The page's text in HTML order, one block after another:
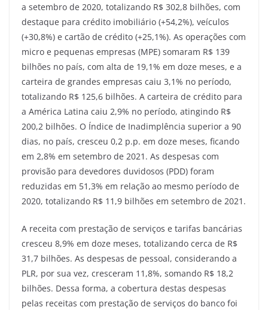
a setembro de 2020, totalizando R$ 302,8 bilhões, com
destaque para crédito imobiliário (+54,2%), veículos
(+30,8%) e cartão de crédito (+25,1%). As operações com
micro e pequenas empresas (MPE) somaram R$ 139
bilhões no país, com alta de 19,1% em doze meses, e a
carteira de grandes empresas caiu 3,1% no período,
totalizando R$ 125,6 bilhões. A carteira de crédito para
a América Latina caiu 2,9% no período, atingindo R$
200,2 bilhões. O Índice de Inadimplência superior a 90
dias, no país, cresceu 0,2 p.p. em doze meses, ficando
em 2,8% em setembro de 2021. As despesas com
provisão para devedores duvidosos (PDD) foram
reduzidas em 51,3% em relação ao mesmo período de
2020, totalizando R$ 11,9 bilhões em setembro de 2021.
A receita com prestação de serviços e tarifas bancárias
cresceu 8,9% em doze meses, totalizando cerca de R$
31,7 bilhões. As despesas de pessoal, considerando a
PLR, por sua vez, cresceram 11,8%, somando R$ 18,2
bilhões. Dessa forma, a cobertura destas despesas
pelas receitas com prestação de serviços do banco foi